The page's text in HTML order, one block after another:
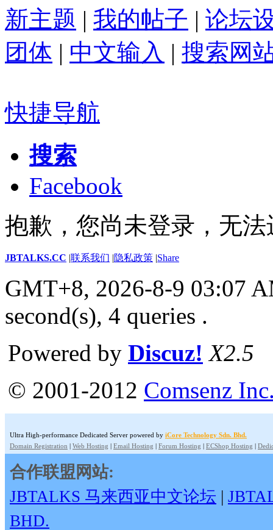
新主题 | 我的帖子 | 论坛
团体 | 中文输入 | 搜索网
快捷导航
搜索
Facebook
抱歉，您尚未登录，无
JBTALKS.CC |联系我们 |隐私政策 |Share
GMT+8, 2026-8-9 03:07
second(s), 4 queries .
Powered by Discuz! X2.5
© 2001-2012 Comsenz
Ultra High-performance Dedicated Server powered by iCore Technology Sdn. Bhd.
Domain Registration | Web Hosting | Email Hosting | Forum Hosting | ECShop Hosting |
合作联盟网站:
JBTALKS 马来西亚中文论坛 |
BHD.